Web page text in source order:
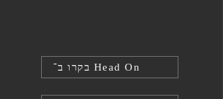
בקרו ב־ Head On